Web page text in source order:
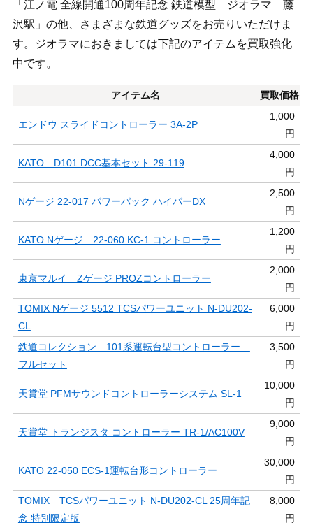
「江ノ電 全線開通100周年記念 鉄道模型 ジオラマ 藤
沢駅」の他、さまざまな鉄道グッズをお売りいただけま
す。ジオラマにおきましては下記のアイテムを買取強化
中です。
アイテム名 買取価格
エンドウ スライドコントローラー 3A-2P
1,000
円
KATO D101 DCC基本セット 29-119
4,000
円
Nゲージ 22-017 パワーパック ハイパーDX
2,500
円
KATO Nゲージ 22-060 KC-1 コントローラー
1,200
円
東京マルイ Zゲージ PROZコントローラー
2,000
円
TOMIX Nゲージ 5512 TCSパワーユニット N-DU202-
CL
6,000
円
鉄道コレクション 101系運転台型コントローラー
フルセット
3,500
円
天賞堂 PFMサウンドコントローラーシステム SL-1
10,000
円
天賞堂 トランジスタ コントローラー TR-1/AC100V
9,000
円
KATO 22-050 ECS-1運転台形コントローラー
30,000
円
TOMIX TCSパワーユニット N-DU202-CL 25周年記
念 特別限定版
8,000
円